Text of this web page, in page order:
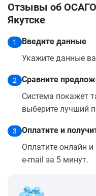
Отзывы об ОСАГО
Якутске
1
Введите данные
Укажите данные
2
Сравните
Система покажет
выберите лучший
3
Оплатите и
Оплатите онлайн
e-mail за 5 минут.